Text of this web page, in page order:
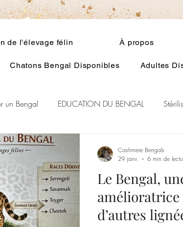
de l'élevage félin À propos
Chatons Bengal Disponibles Adultes
un Bengal EDUCATION DU BENGAL
Bengal BENGAL CASHMERE
Chat et spiritualité Généralité
GENE POIL LONG BENGAL
Le Bengal,
amélioratrice
d’autres
Cashmere Bengals
29 janv.
6 min de